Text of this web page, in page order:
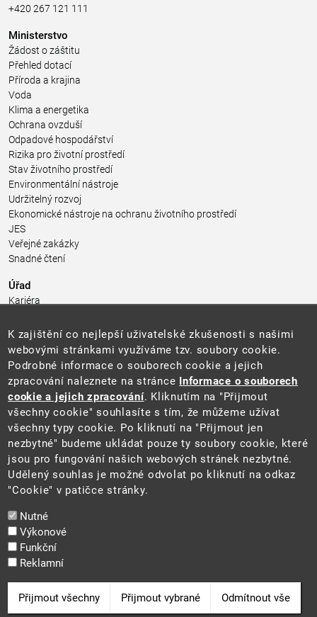
+420 267 121 111
Ministerstvo
Žádost o záštitu
Přehled dotací
Příroda a krajina
Voda
Klima a energetika
Ochrana ovzduší
Odpadové hospodářství
Rizika pro životní prostředí
Stav životního prostředí
Environmentální nástroje
Udržitelný rozvoj
Ekonomické nástroje na ochranu životního prostředí
JES
Veřejné zakázky
Snadné čtení
Úřad
Kariéra
Pro média a veřejnost
Povinně zveřejňované informace
Kontakty
Přistupnost budovy úřadu MŽP
(PDF, 204 kB)
Web
Aktuality
Ochrana osobních údajů
Prohlášení o přístupnosti
Zásady používání cookies
Mapa webu
Cookie
K zajištění co nejlepší uživatelské zkušenosti s našimi
webovými stránkami využíváme tzv. soubory cookie.
Podrobné informace o souborech cookie a jejich
zpracování naleznete na stránce Informace o souborech
cookie a jejich zpracování. Kliknutím na "Přijmout
všechny cookie" souhlasíte s tím, že můžeme užívat
všechny typy cookie. Po kliknutí na "Přijmout jen
nezbytné" budeme ukládat pouze ty soubory cookie, které
jsou pro fungování našich webových stránek nezbytné.
Udělený souhlas je možné odvolat po kliknutí na odkaz
"Cookie" v patičce stránky.
Nutné
Výkonové
Funkční
Reklamní
Přijmout všechny Přijmout vybrané Odmítnout vše